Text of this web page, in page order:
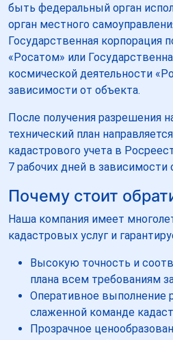
быть федеральный орган
орган местного
Государственная корпорация
«Росатом» или
космической деятельности
зависимости от объекта.
После получения разрешения
технический план
кадастрового учета в
7 рабочих дней в зависимости
Почему стоит
Наша компания имеет
кадастровых услуг и
Высокую точность и
плана всем требованиям
Оперативное выполнение
слаженной команде
Прозрачное